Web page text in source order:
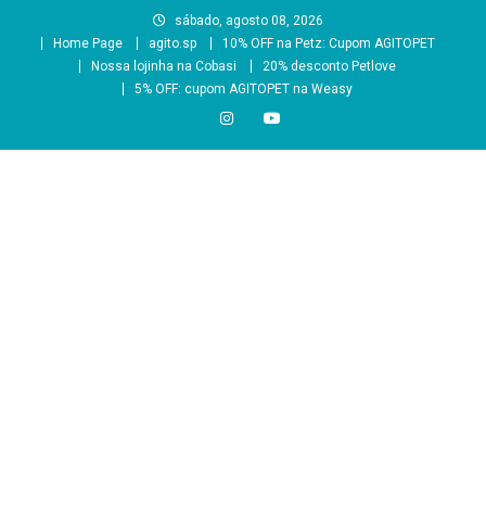
sábado, agosto 08, 2026
Home Page
agito.sp
10% OFF na Petz: Cupom AGITOPET
Nossa lojinha na Cobasi
20% desconto Petlove
5% OFF: cupom AGITOPET na Weasy